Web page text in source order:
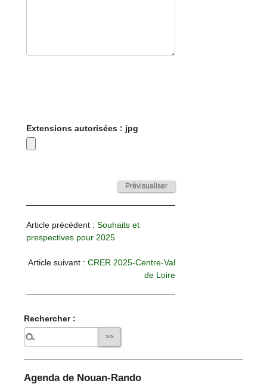
Extensions autorisées : jpg
Article précédent :Souhaits et
prespectives pour 2025
Article suivant : CRER 2025-Centre-Val
de Loire
Rechercher :
Agenda de Nouan-Rando